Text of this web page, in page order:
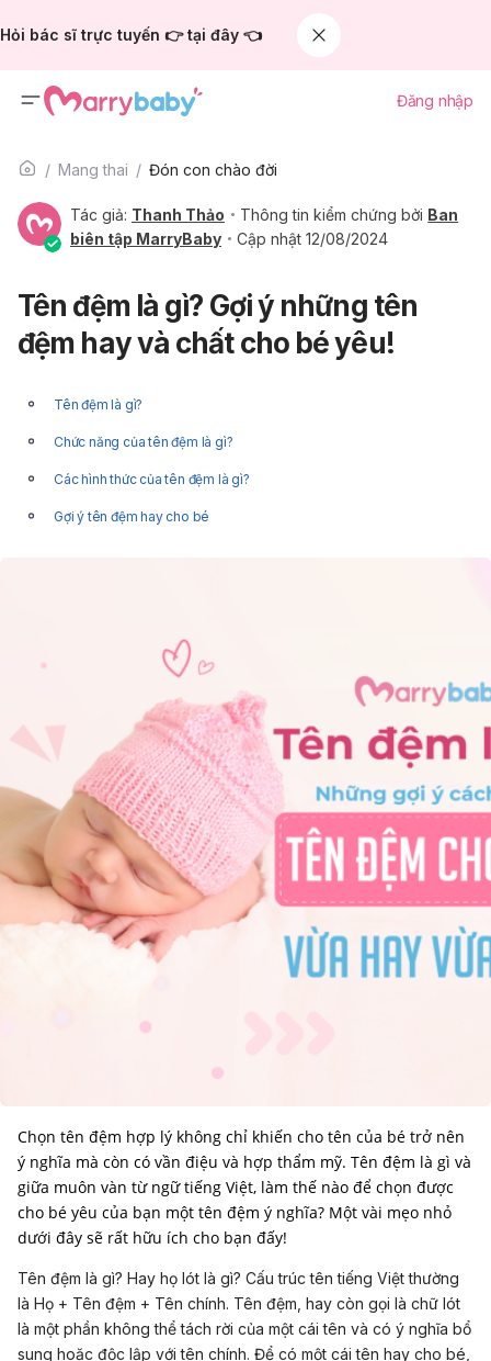
Hỏi bác sĩ trực tuyến 👉 tại đây 👈
Đăng nhập
Mang thai Đón con chào đời
Tác giả: Thanh Thảo Thông tin kiểm chứng bởi Ban
biên tập MarryBaby
Cập nhật 12/08/2024
Tên đệm là gì? Gợi ý những tên
đệm hay và chất cho bé yêu!
Tên đệm là gì?
Chức năng của tên đệm là gì?
Các hình thức của tên đệm là gì?
Gợi ý tên đệm hay cho bé
Chọn tên đệm hợp lý không chỉ khiến cho tên của bé trở nên
ý nghĩa mà còn có vần điệu và hợp thẩm mỹ. Tên đệm là gì và
giữa muôn vàn từ ngữ tiếng Việt, làm thế nào để chọn được
cho bé yêu của bạn một tên đệm ý nghĩa? Một vài mẹo nhỏ
dưới đây sẽ rất hữu ích cho bạn đấy!
Tên đệm là gì? Hay họ lót là gì? Cấu trúc tên tiếng Việt thường
là Họ + Tên đệm + Tên chính. Tên đệm, hay còn gọi là chữ lót
là một phần không thể tách rời của một cái tên và có ý nghĩa bổ
sung hoặc độc lập với tên chính. Để có một cái tên hay cho bé,